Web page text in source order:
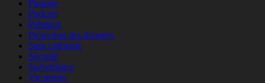
Piratage
Podcast
Politique
Protection des données
Sans catégorie
Sécurité
Surveillance
Vie privée